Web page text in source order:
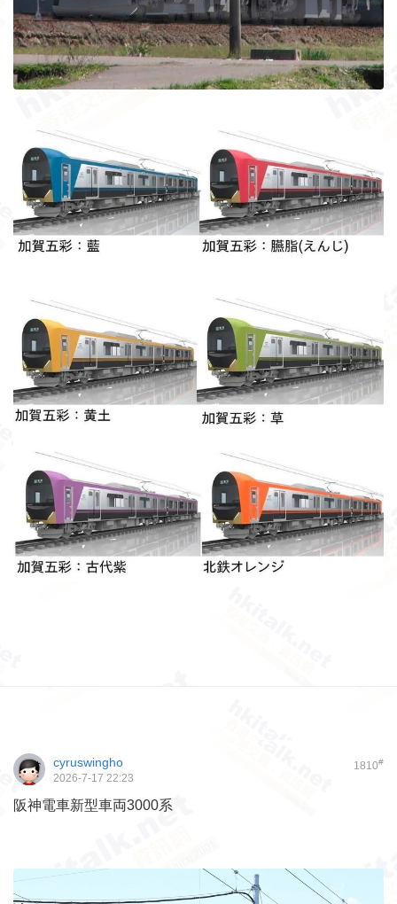
1810#
cyruswingho
2026-7-17 22:23
阪神電車新型車両3000系